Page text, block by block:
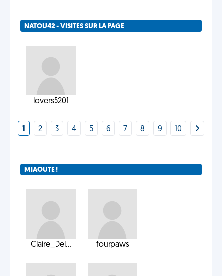
NATOU42 - VISITES SUR LA PAGE
lovers5201
1 2 3 4 5 6 7 8 9 10
MIAOUTÉ !
Claire_Del... fourpaws